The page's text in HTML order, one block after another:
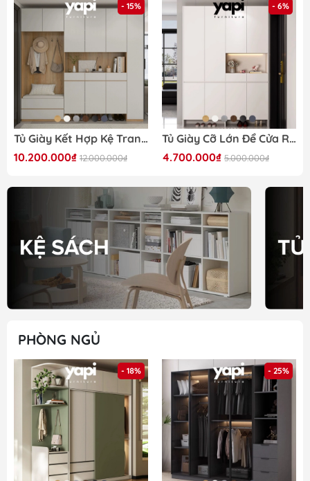
- 15%
Tủ Giày Kết Hợp Kệ Trang Trí Phòng Khách Màu Vân Gỗ Phối Yapi-323
10.200.000₫ 12.000.000₫
- 6%
Tủ Giày Cỡ Lớn Để Cửa Ra Vào LẮP ĐẶT TẬN NHÀ Yapi-316 - Nhiều Kích Thước
4.700.000₫ 5.000.000₫
PHÒNG NGỦ
- 18% - 25%